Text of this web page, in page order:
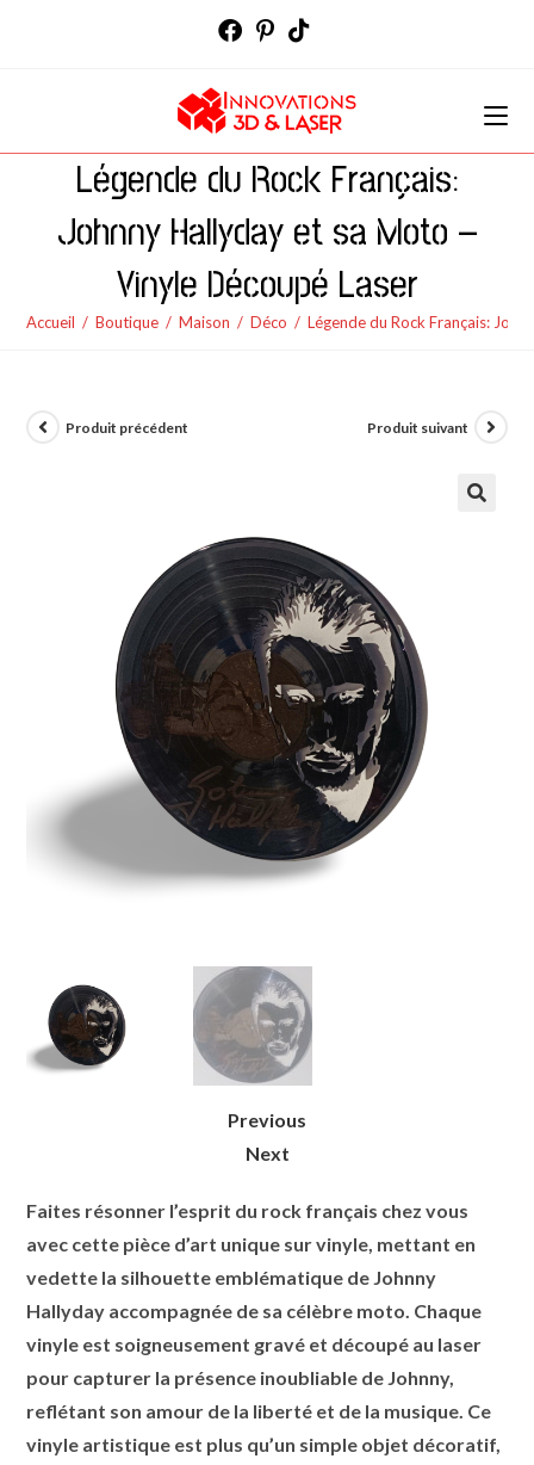
Légende du Rock Français:
Johnny Hallyday et sa Moto –
Vinyle Découpé Laser
Accueil / Boutique / Maison / Déco / Légende du Rock Français:
Produit précédent Produit suivant
Previous
Next
Faites résonner l’esprit du rock français chez vous
avec cette pièce d’art unique sur vinyle, mettant en
vedette la silhouette emblématique de Johnny
Hallyday accompagnée de sa célèbre moto. Chaque
vinyle est soigneusement gravé et découpé au laser
pour capturer la présence inoubliable de Johnny,
reflétant son amour de la liberté et de la musique. Ce
vinyle artistique est plus qu’un simple objet décoratif,